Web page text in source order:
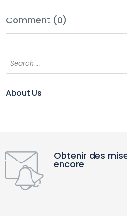
Comment (0)
About Us
Obtenir des
encore